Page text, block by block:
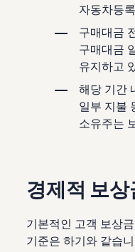
자동차등
구매대금
구매대금
유지하고
해당 기간
일부 지불
소유주는
경제적 보
기본적인 고객 보상
기준은 하기와 같습